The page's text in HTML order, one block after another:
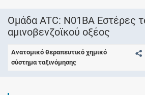
Ομάδα ATC: N01BA Εστέρες
αμινοβενζοϊκού οξέος
Ανατομικό θεραπευτικό χημικό
σύστημα ταξινόμησης